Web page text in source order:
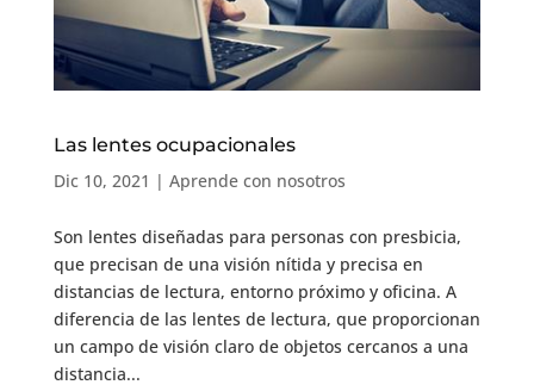
Las lentes ocupacionales
Dic 10, 2021 | Aprende con nosotros
Son lentes diseñadas para personas con presbicia,
que precisan de una visión nítida y precisa en
distancias de lectura, entorno próximo y oficina. A
diferencia de las lentes de lectura, que proporcionan
un campo de visión claro de objetos cercanos a una
distancia...